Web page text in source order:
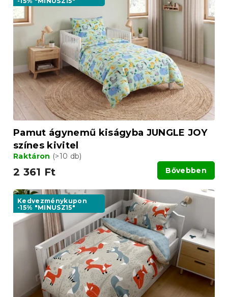
Pamut ágynemű kiságyba JUNGLE JOY
színes kivitel
Raktáron (>10 db)
2 361 Ft Bővebben
Kedvezménykupon
-15% "MINUSZ15"